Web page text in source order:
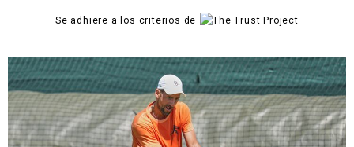
Se adhiere a los criterios de